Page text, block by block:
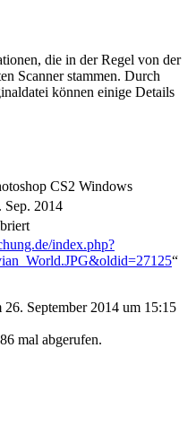
die in der Regel von der
Scanner stammen. Durch
können einige Details
CS2 Windows
Sep. 2014
index.php?
“
September 2014 um 15:15
mal abgerufen.